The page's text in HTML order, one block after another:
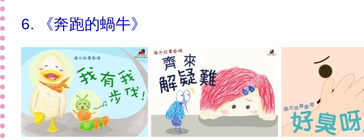
6.
《奔跑的蝸牛》